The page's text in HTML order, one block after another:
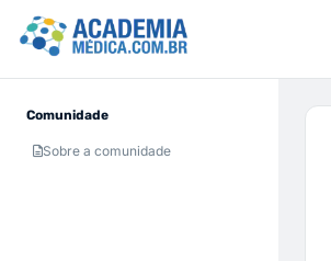
Comunidade
Sobre a comunidade